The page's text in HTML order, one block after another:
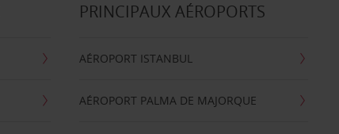
PRINCIPAUX AÉROPORTS
AÉROPORT ISTANBUL
AÉROPORT PALMA DE MAJORQUE